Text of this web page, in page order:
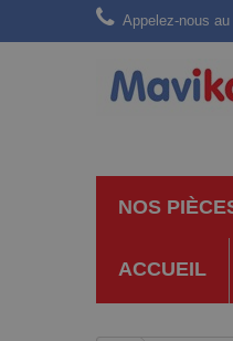
Appelez-nous au
NOS
ACCUEIL